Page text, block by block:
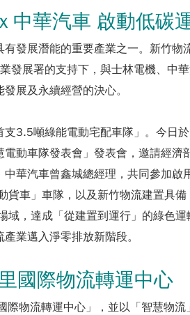
中華汽車 啟動低碳
發展潛能的重要產業之一。新竹
發展署的支持下，與士林電機、中
展及永續經營的決心。
3.5噸綠能電動宅配車隊」。今日
動車隊發表會」發表會，邀請經濟
華汽車曾鑫城總經理，共同參加啟
貨車」車隊，以及新竹物流建置具
域，達成「從建置到運行」的綠色
業邁入淨零排放新階段。
國際物流轉運中心
物流轉運中心」，並以「智慧物